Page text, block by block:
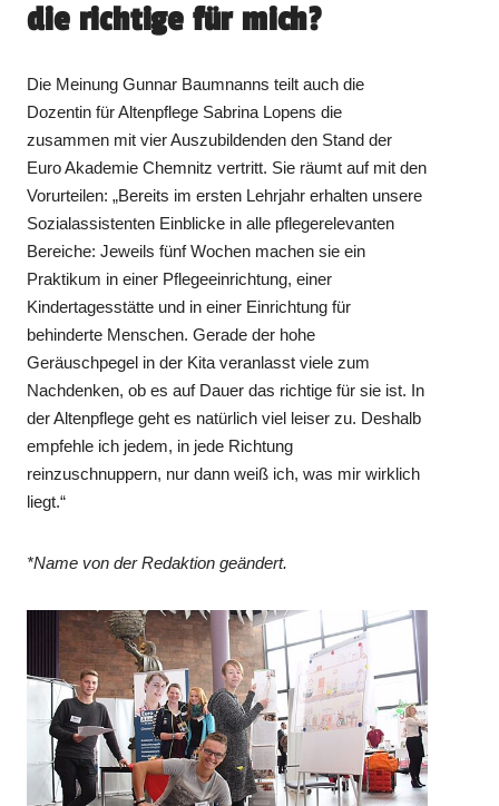
die richtige für mich?
Die Meinung Gunnar Baumnanns teilt auch die
Dozentin für Altenpflege Sabrina Lopens die
zusammen mit vier Auszubildenden den Stand der
Euro Akademie Chemnitz vertritt. Sie räumt auf mit den
Vorurteilen: „Bereits im ersten Lehrjahr erhalten unsere
Sozialassistenten Einblicke in alle pflegerelevanten
Bereiche: Jeweils fünf Wochen machen sie ein
Praktikum in einer Pflegeeinrichtung, einer
Kindertagesstätte und in einer Einrichtung für
behinderte Menschen. Gerade der hohe
Geräuschpegel in der Kita veranlasst viele zum
Nachdenken, ob es auf Dauer das richtige für sie ist. In
der Altenpflege geht es natürlich viel leiser zu. Deshalb
empfehle ich jedem, in jede Richtung
reinzuschnuppern, nur dann weiß ich, was mir wirklich
liegt.“
*Name von der Redaktion geändert.